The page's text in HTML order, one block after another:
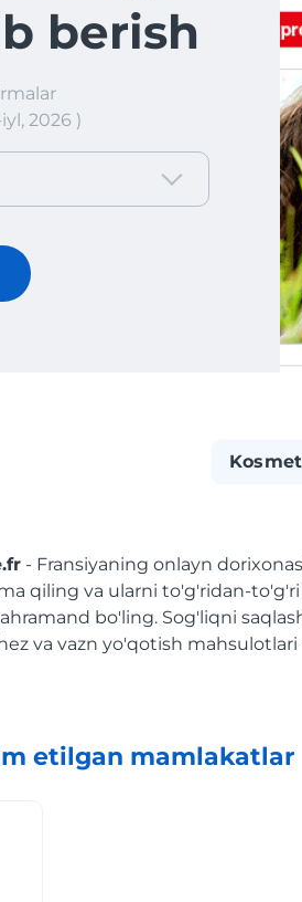
berish
2026 )
- Fransiyaning onlayn
qiling va ularni to'g'ridan-
bo'ling. Sog'liqni
va vazn yo'qotish
etilgan mamlakatlar